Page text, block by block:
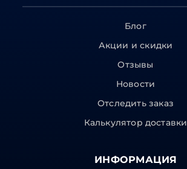
Блог
Акции и скидки
Отзывы
Новости
Отследить заказ
Калькулятор доставки
ИНФОРМАЦИЯ